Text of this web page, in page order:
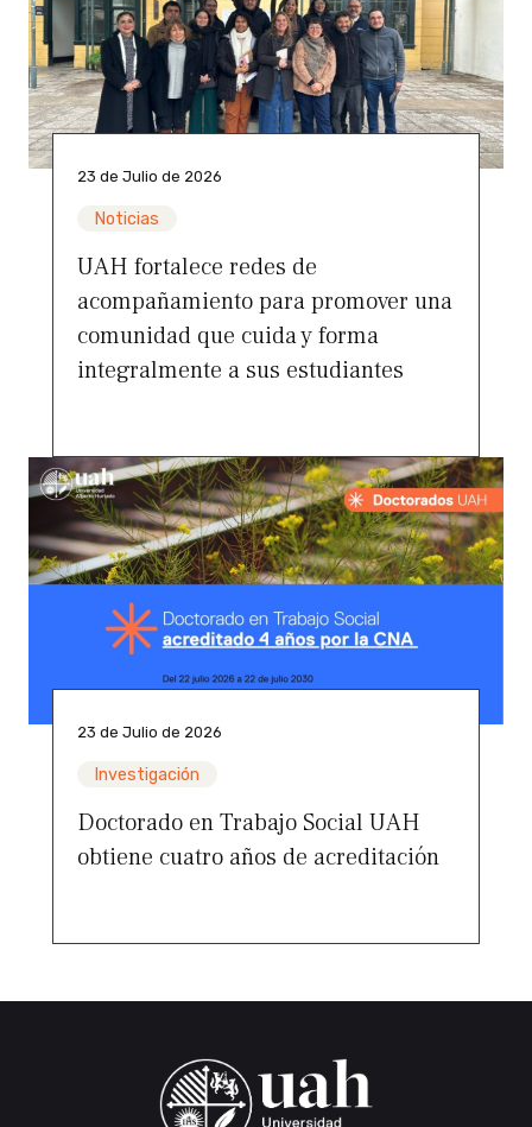
23 de Julio de 2026
Noticias
UAH fortalece redes de
acompañamiento para promover una
comunidad que cuida y forma
integralmente a sus estudiantes
23 de Julio de 2026
Investigación
Doctorado en Trabajo Social UAH
obtiene cuatro años de acreditación